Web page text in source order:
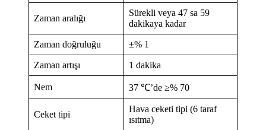
Zaman aralığı
Sürekli veya 47 sa 59
dakikaya kadar
Zaman doğruluğu ±% 1
Zaman artışı 1 dakika
Nem 37 ℃’de ≥% 70
Ceket tipi
Hava ceketi tipi (6 taraf
ısıtma)